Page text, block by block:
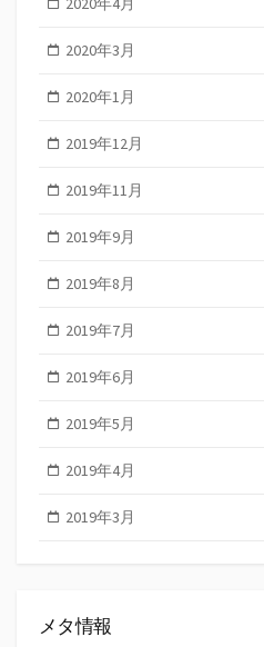
2020年3月
2020年1月
2019年12月
2019年11月
2019年9月
2019年8月
2019年7月
2019年6月
2019年5月
2019年4月
2019年3月
メタ情報